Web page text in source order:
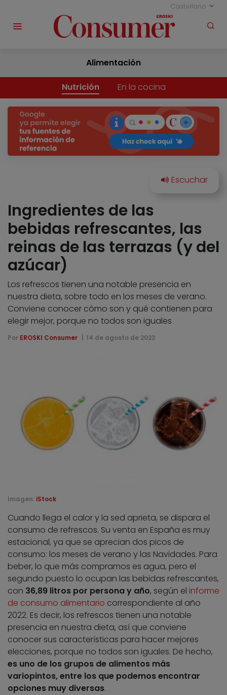
Castellano
Alimentación
Nutrición En la cocina
Ingredientes de las
bebidas refrescantes, las
reinas de las terrazas (y del
azúcar)
Los refrescos tienen una notable presencia en
nuestra dieta, sobre todo en los meses de verano.
Conviene conocer cómo son y qué contienen para
elegir mejor, porque no todos son iguales
Por EROSKI Consumer 14 de agosto de 2023
Imagen: iStock
Cuando llega el calor y la sed aprieta, se dispara el
consumo de refrescos. Su venta en España es muy
estacional, ya que se aprecian dos picos de
consumo: los meses de verano y las Navidades. Para
beber, lo que más compramos es agua, pero el
segundo puesto lo ocupan las bebidas refrescantes,
con 36,89 litros por persona y año, según el informe
de consumo alimentario correspondiente al año
2022. Es decir, los refrescos tienen una notable
presencia en nuestra dieta, así que conviene
conocer sus características para hacer mejores
elecciones, porque no todos son iguales. De hecho,
es uno de los grupos de alimentos más
variopintos, entre los que podemos encontrar
opciones muy diversas.